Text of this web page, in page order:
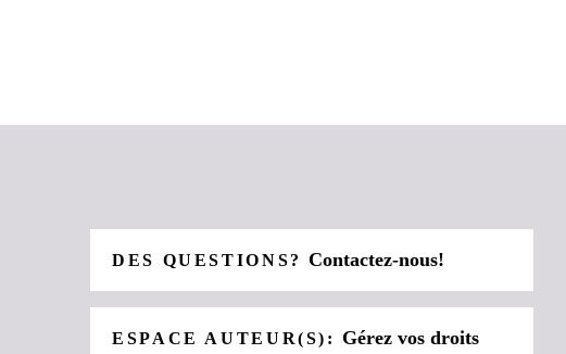
DES QUESTIONS?Contactez-nous!
ESPACE AUTEUR(S): Gérez vos droits